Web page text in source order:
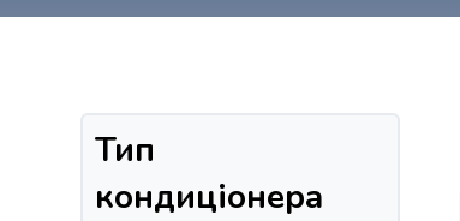
Тип
кондиціонера